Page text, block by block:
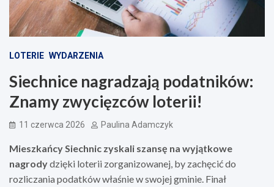
LOTERIE WYDARZENIA
Siechnice nagradzają podatników:
Znamy zwycięzców loterii!
11 czerwca 2026 Paulina Adamczyk
Mieszkańcy Siechnic zyskali szansę na wyjątkowe
nagrodydzięki loterii zorganizowanej, by zachęcić do
rozliczania podatków właśnie w swojej gminie. Finał